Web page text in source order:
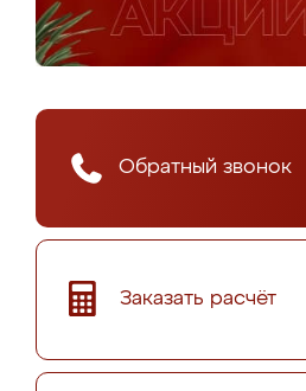
Обратный звонок
Заказать расчёт